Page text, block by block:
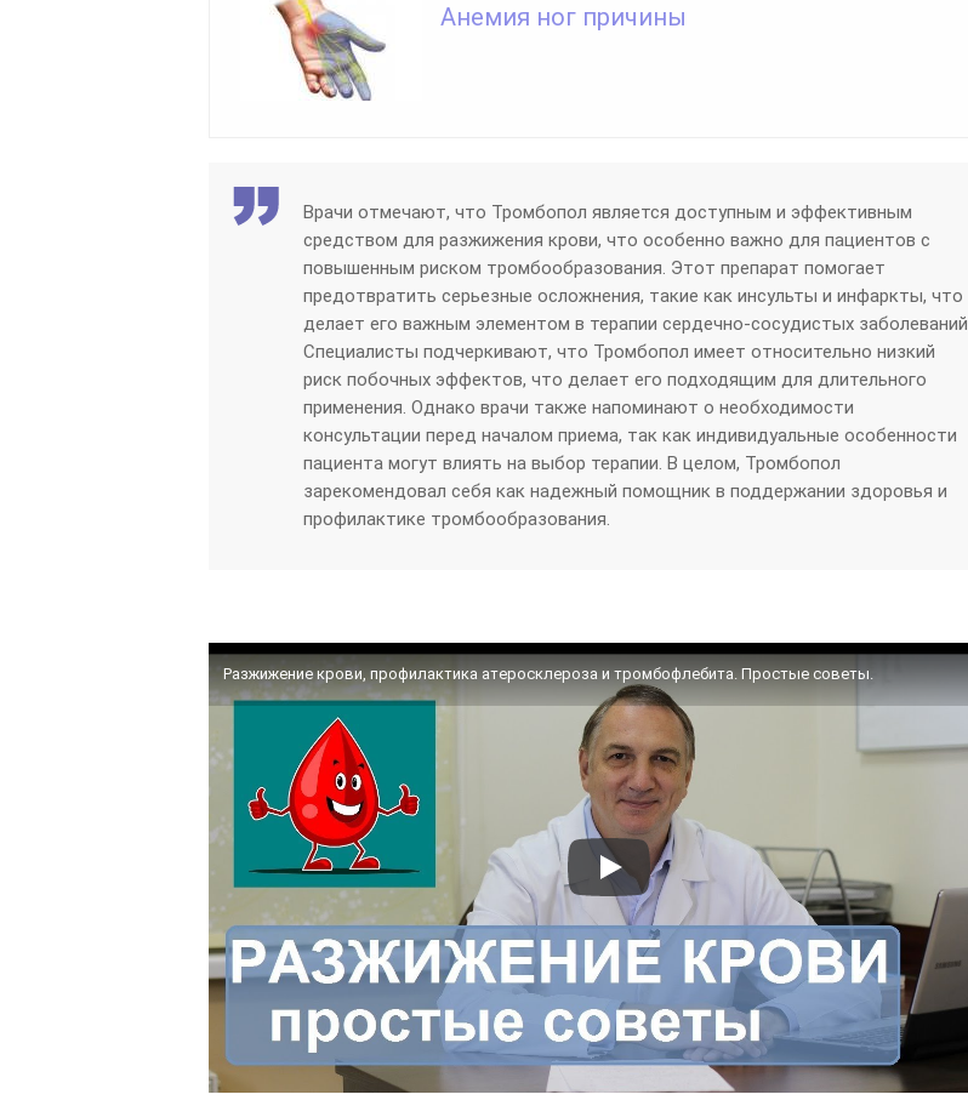
Анемия ног причины
Врачи отмечают, что Тромбопол является доступным и эффективным
средством для разжижения крови, что особенно важно для пациентов с
повышенным риском тромбообразования. Этот препарат помогает
предотвратить серьезные осложнения, такие как инсульты и инфаркты, что
делает его важным элементом в терапии сердечно-сосудистых заболеваний.
Специалисты подчеркивают, что Тромбопол имеет относительно низкий
риск побочных эффектов, что делает его подходящим для длительного
применения. Однако врачи также напоминают о необходимости
консультации перед началом приема, так как индивидуальные особенности
пациента могут влиять на выбор терапии. В целом, Тромбопол
зарекомендовал себя как надежный помощник в поддержании здоровья и
профилактике тромбообразования.
Разжижение крови, профилактика атеросклероза и тромбофлебита. Простые советы.